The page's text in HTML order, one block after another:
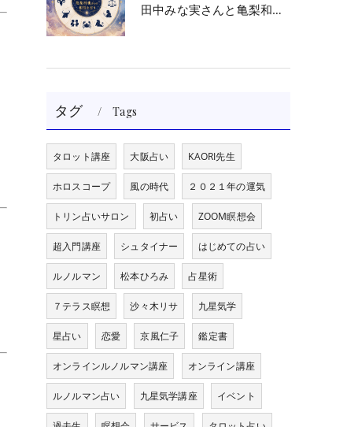
田中みな実さんと亀梨和也さんの相性を読む｜大阪・箕面占いスクールラブアンドライト
タグ Tags
タロット講座 大阪占い KAORI先生
ホロスコープ 風の時代 ２０２１年の運気
トリン占いサロン 初占い ZOOM瞑想会
超入門講座 シュタイナー はじめての占い
ルノルマン 松本ひろみ 占星術
７テラス瞑想 沙々木リサ 九星気学
星占い 恋愛 京風仁子 鑑定書
オンラインルノルマン講座 オンライン講座
ルノルマン占い 九星気学講座 イベント